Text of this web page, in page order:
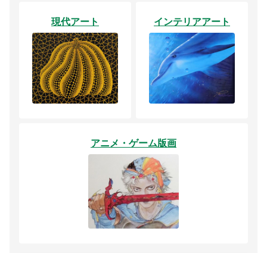
現代アート インテリアアート
アニメ・ゲーム版画